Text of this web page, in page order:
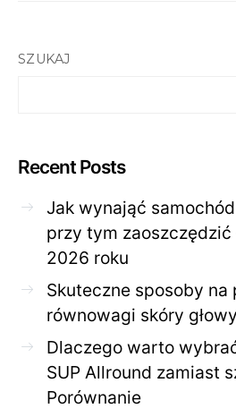
SZUKAJ
Recent Posts
Jak wynająć
przy tym zaoszczędzić
2026 roku
Skuteczne sposoby
równowagi skóry głowy
Dlaczego warto
SUP Allround zamiast
Porównanie